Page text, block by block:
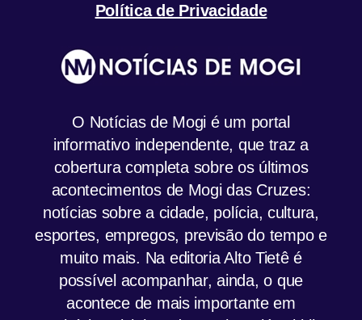
Política de Privacidade
O Notícias de Mogi é um portal
informativo independente, que traz a
cobertura completa sobre os últimos
acontecimentos de Mogi das Cruzes:
notícias sobre a cidade, polícia, cultura,
esportes, empregos, previsão do tempo e
muito mais. Na editoria Alto Tietê é
possível acompanhar, ainda, o que
acontece de mais importante em